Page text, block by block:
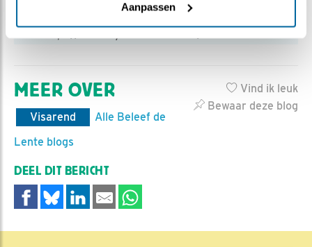
Aanpassen
Vind ik leuk
Bewaar deze blog
MEER OVER
Visarend
Alle Beleef de
Lente blogs
DEEL DIT BERICHT